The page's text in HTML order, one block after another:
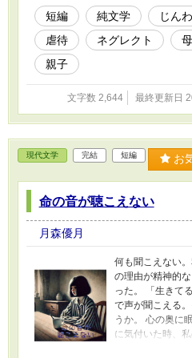
短編 純文学 じん
虐待
ネグレクト 母
親子
文字数 2,644 最終更新日
現代文学 完結 短編 お
命の音が聴こえない
月森優月
何も聞こえない
の理由が精神的
った。 「生きて
で声が聞こえる
うか。 心の奥に
に気付いた時、
これは、何も聞